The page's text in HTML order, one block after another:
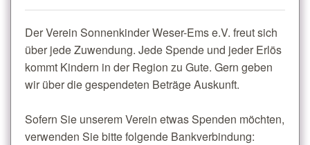
Kontakt
Der Verein Sonnenkinder Weser-Ems e.V. freut sich
über jede Zuwendung. Jede Spende und jeder Erlös
kommt Kindern in der Region zu Gute. Gern geben
wir über die gespendeten Beträge Auskunft.
Sofern Sie unserem Verein etwas Spenden möchten,
verwenden Sie bitte folgende Bankverbindung: